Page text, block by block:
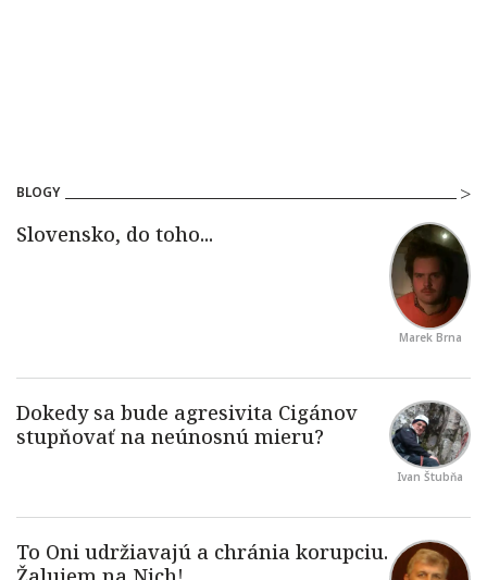
BLOGY
Marek Brna
Ivan Štubňa